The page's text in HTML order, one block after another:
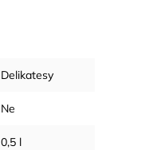
Delikatesy
Ne
0,5 l